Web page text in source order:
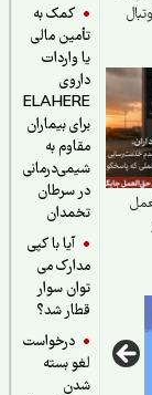
کمک به
تأمین مالی
یا واردات
داروی
ELAHERE
برای بیماران
مقاوم به
شیمی‌درمانی
در سرطان
تخمدان
آیا با کپی
مدارک می
توان سوار
قطار شد؟
درخواست
لغو بسته